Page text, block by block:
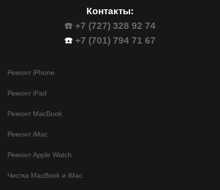
Контакты:
☎️ +7 (727) 328 92 74
☎️ +7 (701) 794 71 67
Ремонт iPhone
Ремонт iPad
Ремонт MacBook
Ремонт iMac
Ремонт Apple Watch
Чистка MacBook и iMac